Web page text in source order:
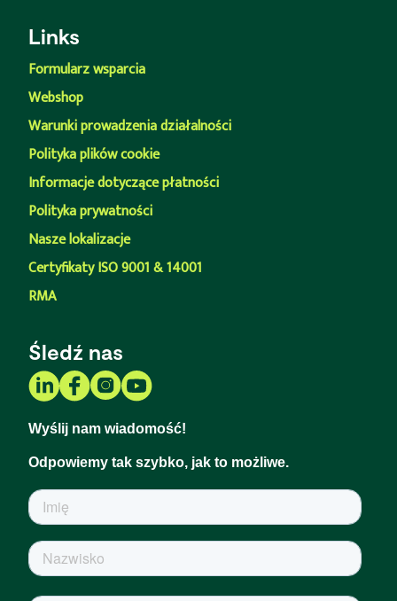
Links
Formularz wsparcia
Webshop
Warunki prowadzenia działalności
Polityka plików cookie
Informacje dotyczące płatności
Polityka prywatności
Nasze lokalizacje
Certyfikaty ISO 9001 & 14001
RMA
Śledź nas